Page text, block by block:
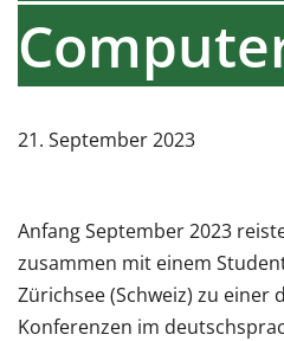
21. September 2023
Anfang September 2023
zusammen mit einem
Zürichsee (Schweiz) zu einer
Konferenzen im